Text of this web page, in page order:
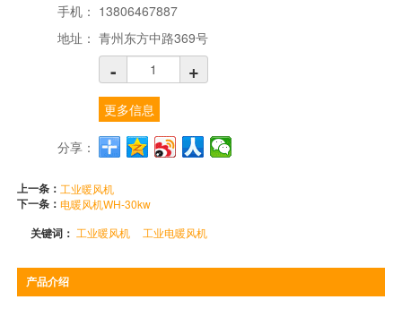
手机： 13806467887
地址： 青州东方中路369号
- +
更多信息
分享：
上一条： 工业暖风机
下一条：电暖风机WH-30kw
关键词：工业暖风机 工业电暖风机
产品介绍